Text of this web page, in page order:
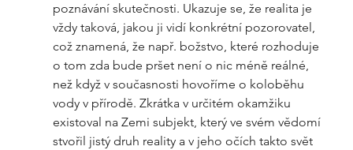
poznávání skutečnosti. Ukazuje se, že realita je
vždy taková, jakou ji vidí konkrétní pozorovatel,
což znamená, že např. božstvo, které rozhoduje
o tom zda bude pršet není o nic méně reálné,
než když v současnosti hovoříme o koloběhu
vody v přírodě. Zkrátka v určitém okamžiku
existoval na Zemi subjekt, který ve svém vědomí
stvořil jistý druh reality a v jeho očích takto svět